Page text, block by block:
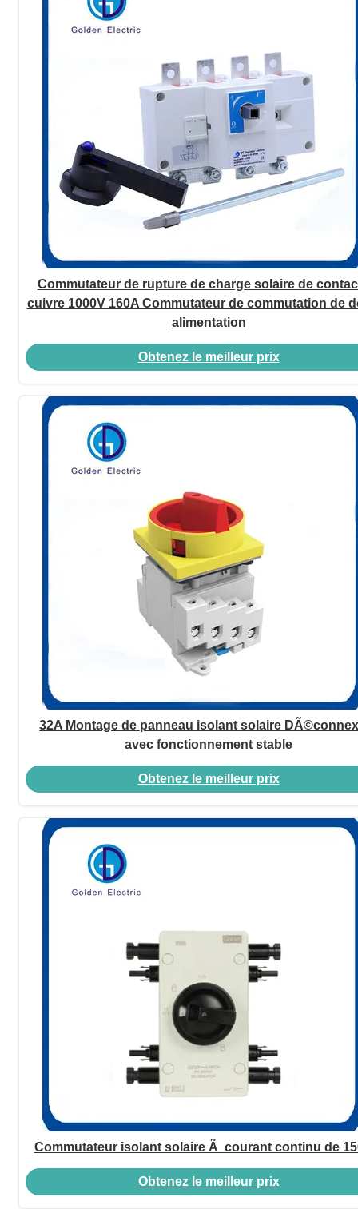
Commutateur de rupture de charge solaire de
cuivre 1000V 160A Commutateur de commutation de
alimentation
Obtenez le meilleur prix
32A Montage de panneau isolant solaire
avec fonctionnement stable
Obtenez le meilleur prix
Commutateur isolant solaire Ã courant continu de
Obtenez le meilleur prix